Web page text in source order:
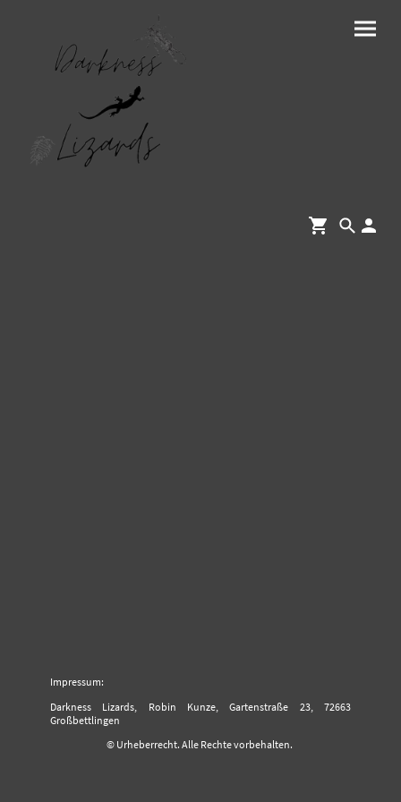
Impressum:
Darkness Lizards, Robin Kunze, Gartenstraße 23, 72663
Großbettlingen
© Urheberrecht. Alle Rechte vorbehalten.